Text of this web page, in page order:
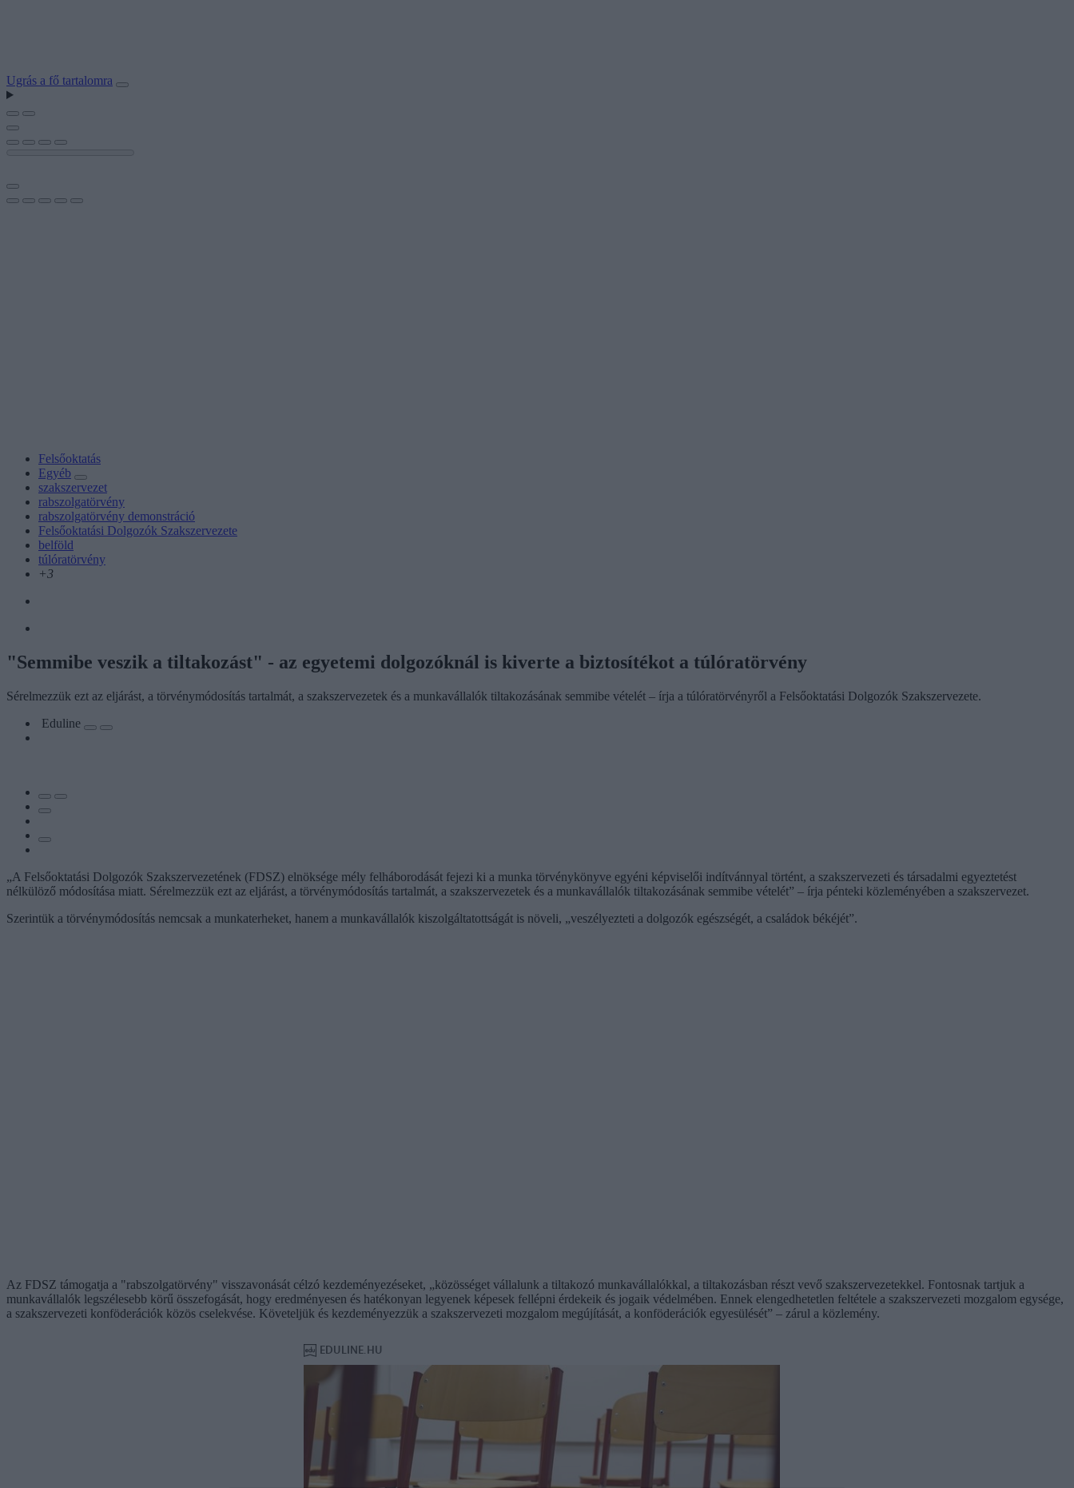
Ugrás a fő tartalomra
Felsőoktatás
Egyéb
szakszervezet
rabszolgatörvény
rabszolgatörvény demonstráció
Felsőoktatási Dolgozók Szakszervezete
belföld
túlóratörvény
+3
"Semmibe veszik a tiltakozást" - az egyetemi dolgozóknál is kiverte a biztosítékot a túlóratörvény
Sérelmezzük ezt az eljárást, a törvénymódosítás tartalmát, a szakszervezetek és a munkavállalók tiltakozásának semmibe vételét – írja a túlóratörvényről a Felsőoktatási Dolgozók Szakszervezete.
Eduline
„A Felsőoktatási Dolgozók Szakszervezetének (FDSZ) elnöksége mély felháborodását fejezi ki a munka törvénykönyve egyéni képviselői indítvánnyal történt, a szakszervezeti és társadalmi egyeztetést
nélkülöző módosítása miatt. Sérelmezzük ezt az eljárást, a törvénymódosítás tartalmát, a szakszervezetek és a munkavállalók tiltakozásának semmibe vételét” – írja pénteki közleményében a szakszervezet.
Szerintük a törvénymódosítás nemcsak a munkaterheket, hanem a munkavállalók kiszolgáltatottságát is növeli, „veszélyezteti a dolgozók egészségét, a családok békéjét”.
Az FDSZ támogatja a "rabszolgatörvény" visszavonását célzó kezdeményezéseket, „közösséget vállalunk a tiltakozó munkavállalókkal, a tiltakozásban részt vevő szakszervezetekkel. Fontosnak tartjuk a
munkavállalók legszélesebb körű összefogását, hogy eredményesen és hatékonyan legyenek képesek fellépni érdekeik és jogaik védelmében. Ennek elengedhetetlen feltétele a szakszervezeti mozgalom egysége,
a szakszervezeti konföderációk közös cselekvése. Követeljük és kezdeményezzük a szakszervezeti mozgalom megújítását, a konföderációk egyesülését” – zárul a közlemény.